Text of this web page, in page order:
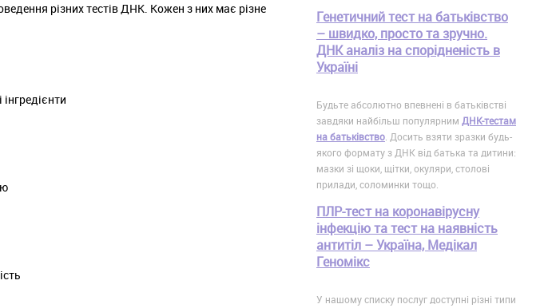
різних тестів ДНК. Кожен з них має різне
Генетичний тест на батьківство
– швидко, просто та зручно.
ДНК аналіз на спорідненість в
Україні
Будьте абсолютно впевнені в батьківстві
завдяки найбільш популярним ДНК-тестам
на батьківство . Досить взяти зразки будь-
якого формату з ДНК від батька та дитини:
мазки зі щоки, щітки, окуляри, столові
прилади, соломинки тощо.
ПЛР-тест на коронавірусну
інфекцію та тест на наявність
антитіл – Україна, Медікал
Геномікс
У нашому списку послуг доступні різні типи